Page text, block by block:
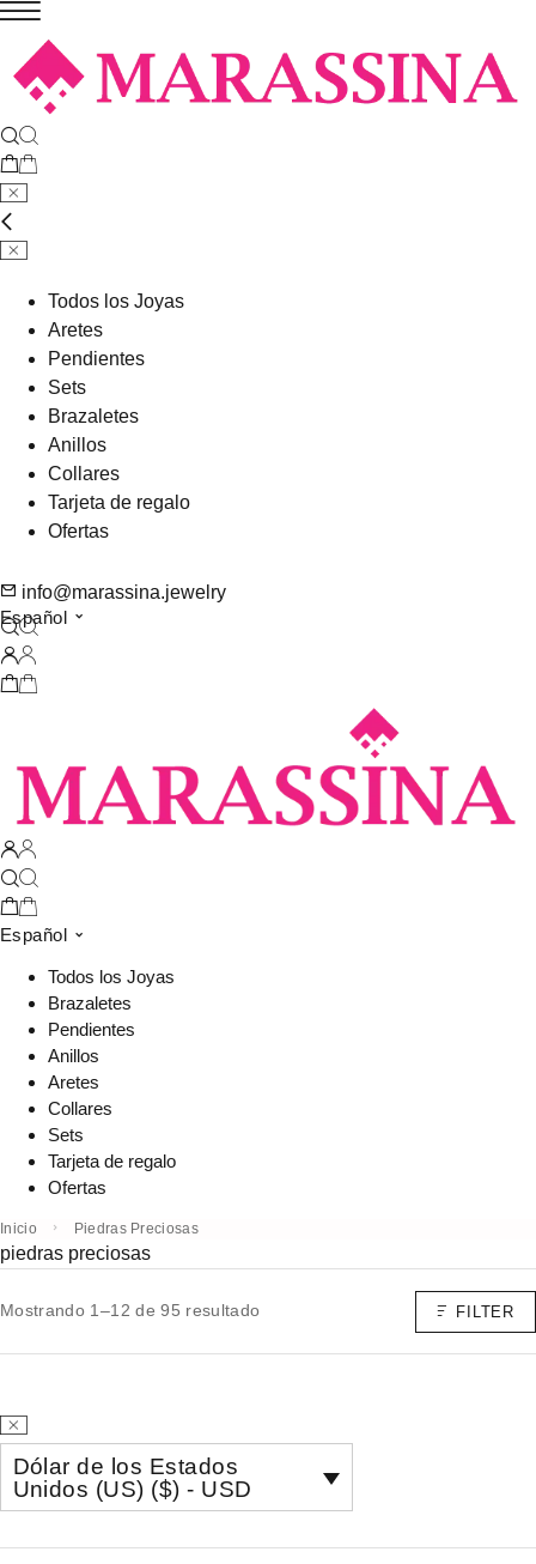
Todos los Joyas
Aretes
Pendientes
Sets
Brazaletes
Anillos
Collares
Tarjeta de regalo
Ofertas
info@marassina.jewelry
Español
Español
Todos los Joyas
Brazaletes
Pendientes
Anillos
Aretes
Collares
Sets
Tarjeta de regalo
Ofertas
Inicio Piedras Preciosas
piedras preciosas
Mostrando 1–12 de 95 resultado FILTER
Dólar de los Estados
Unidos (US) ($) - USD